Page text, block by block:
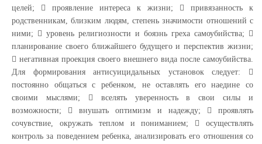
целей;  проявление интереса к жизни;  привязанность к
родственникам, близким людям, степень значимости отношений с
ними;  уровень религиозности и боязнь греха самоубийства; 
планирование своего ближайшего будущего и перспектив жизни;
 негативная проекция своего внешнего вида после самоубийства.
Для формирования антисуицидальных установок следует: 
постоянно общаться с ребенком, не оставлять его наедине со
своими мыслями;  вселять уверенность в свои силы и
возможности;  внушать оптимизм и надежду;  проявлять
сочувствие, окружать теплом и пониманием;  осуществлять
контроль за поведением ребенка, анализировать его отношения со